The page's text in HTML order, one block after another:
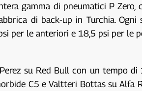
gamma di pneumatici P
di back-up in Turchia.
per le anteriori e 18,5 psi per
su Red Bull con un tempo
C5 e Valtteri Bottas su Alfa